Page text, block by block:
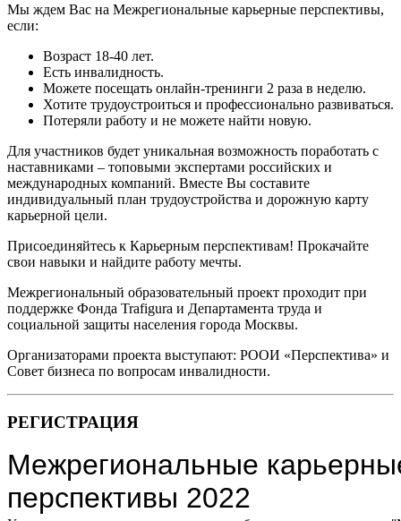
Мы ждем Вас на Межрегиональные карьерные перспективы,
если:
Возраст 18-40 лет.
Есть инвалидность.
Можете посещать онлайн-тренинги 2 раза в неделю.
Хотите трудоустроиться и профессионально развиваться.
Потеряли работу и не можете найти новую.
Для участников будет уникальная возможность поработать с
наставниками – топовыми экспертами российских и
международных компаний. Вместе Вы составите
индивидуальный план трудоустройства и дорожную карту
карьерной цели.
Присоединяйтесь к Карьерным перспективам! Прокачайте
свои навыки и найдите работу мечты.
Межрегиональный образовательный проект проходит при
поддержке Фонда Trafigura и Департамента труда и
социальной защиты населения города Москвы.
Организаторами проекта выступают: РООИ «Перспектива» и
Совет бизнеса по вопросам инвалидности.
РЕГИСТРАЦИЯ